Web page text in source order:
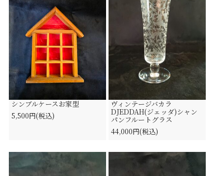
シンブルケースお家型
5,500円(税込)
ヴィンテージバカラ
DJEDDAH(ジェッダ)シャン
パンフルートグラス
44,000円(税込)